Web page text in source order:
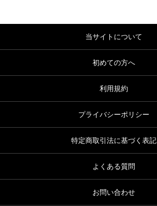
当サイトについて
初めての方へ
利用規約
プライバシーポリシー
特定商取引法に基づく表記
よくある質問
お問い合わせ